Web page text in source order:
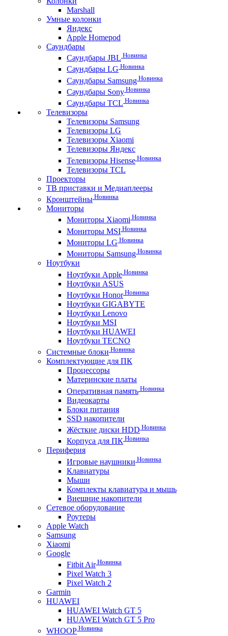
Marshall
Умные колонки
Яндекс
Apple Homepod
Саундбары
Саундбары JBL Новинка
Саундбары LG Новинка
Саундбары Samsung Новинка
Саундбары Sony Новинка
Саундбары TCL Новинка
Телевизоры
Телевизоры Samsung
Телевизоры LG
Телевизоры Xiaomi
Телевизоры Яндекс
Телевизоры Hisense Новинка
Телевизоры TCL
Проекторы
ТВ приставки и Медиаплееры
Кронштейны Новинка
Мониторы
Мониторы Xiaomi Новинка
Мониторы MSI Новинка
Мониторы LG Новинка
Мониторы Samsung Новинка
Ноутбуки
Ноутбуки Apple Новинка
Ноутбуки ASUS
Ноутбуки HonorНовинка
Ноутбуки GIGABYTE
Ноутбуки Lenovo
Ноутбуки MSI
Ноутбуки HUAWEI
Ноутбуки TECNO
Системные блоки Новинка
Комплектующие для ПК
Процессоры
Материнские платы
Оперативная память Новинка
Видеокарты
Блоки питания
SSD накопители
Жёсткие диски HDD Новинка
Корпуса для ПК Новинка
Периферия
Игровые наушники Новинка
Клавиатуры
Мыши
Комплекты клавиатура и мышь
Внешние накопители
Сетевое оборудование
Роутеры
Apple Watch
Samsung
Xiaomi
Google
Fitbit AirНовинка
Pixel Watch 3
Pixel Watch 2
Garmin
HUAWEI
HUAWEI Watch GT 5
HUAWEI Watch GT 5 Pro
WHOOP Новинка